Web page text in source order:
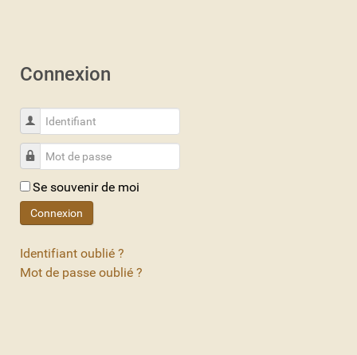
Connexion
Identifiant
Mot de passe
Se souvenir de moi
Connexion
Identifiant oublié ?
Mot de passe oublié ?